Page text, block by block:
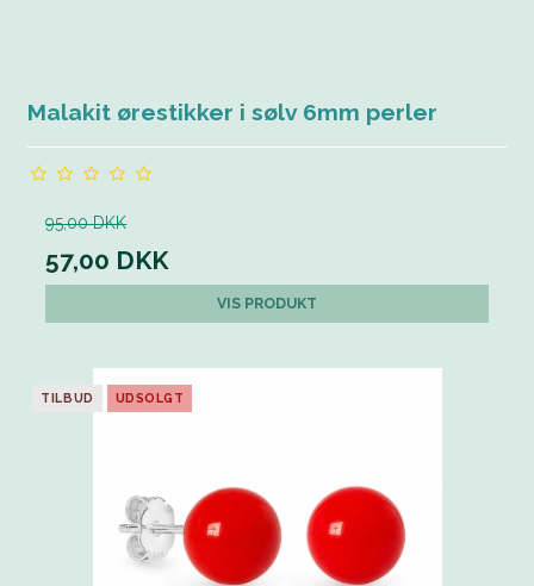
Malakit ørestikker i sølv 6mm perler
95,00 DKK
57,00 DKK
VIS PRODUKT
TILBUD UDSOLGT